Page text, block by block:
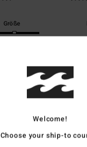
Größe
Farbe
4.8
5/5
Welcome!
Choose your ship-to